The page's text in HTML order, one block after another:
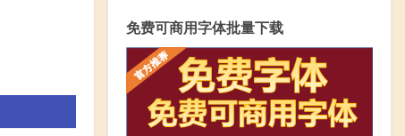
免费可商用字体批量下载